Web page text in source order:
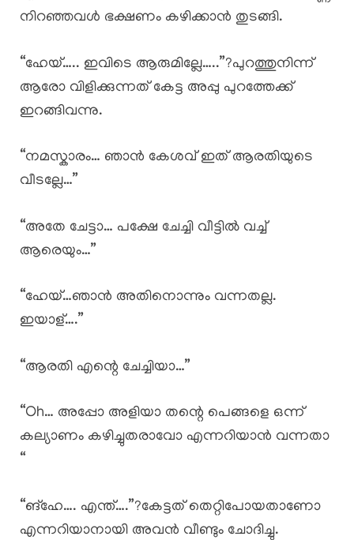
നിറഞ്ഞവൾ ഭക്ഷണം കഴിക്കാൻ തുടങ്ങി.
“ഹേയ്….. ഇവിടെ ആരുമില്ലേ…..”?പുറത്തുനിന്ന്
ആരോ വിളിക്കുന്നത് കേട്ട അപ്പു പുറത്തേക്ക്
ഇറങ്ങിവന്നു.
“നമസ്കാരം… ഞാൻ കേശവ് ഇത് ആരതിയുടെ
വീടല്ലേ…”
“അതേ ചേട്ടാ… പക്ഷേ ചേച്ചി വീട്ടിൽ വച്ച്
ആരെയും…”
“ഹേയ്…ഞാൻ അതിനൊന്നും വന്നതല്ല.
ഇയാള്….”
“ആരതി എന്റെ ചേച്ചിയാ…”
“Oh… അപ്പോ അളിയാ തന്റെ പെങ്ങളെ ഒന്ന്
കല്യാണം കഴിച്ചുതരാവോ എന്നറിയാൻ വന്നതാ
“
“ങ്‌ഹേ…. എന്ത്….”?കേട്ടത് തെറ്റിപോയതാണോ
എന്നറിയാനായി അവൻ വീണ്ടും ചോദിച്ചു.